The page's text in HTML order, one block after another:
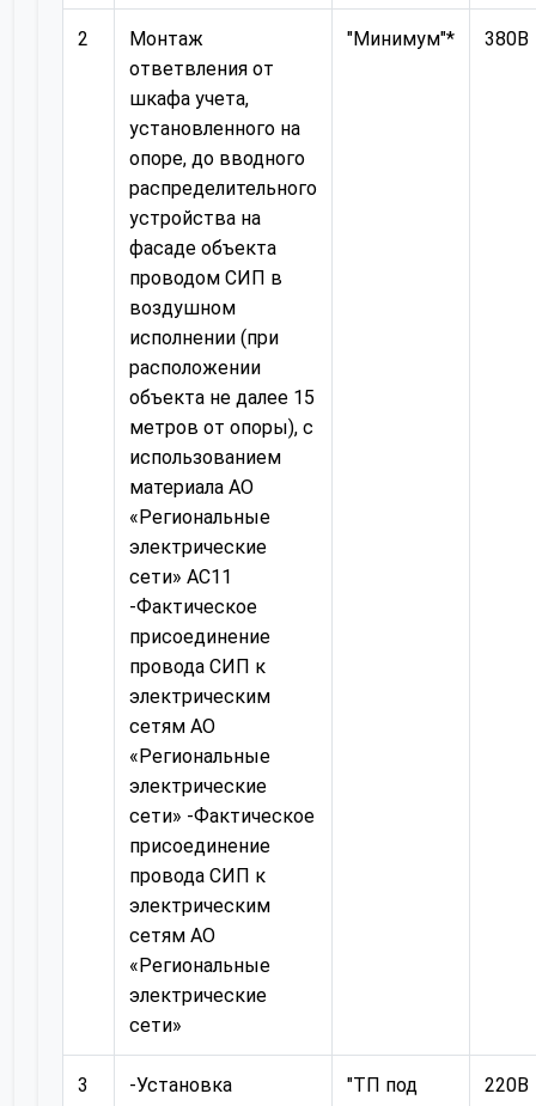
2
Монтаж
ответвления от
шкафа учета,
установленного на
опоре, до вводного
распределительного
устройства на
фасаде объекта
проводом СИП в
воздушном
исполнении (при
расположении
объекта не далее 15
метров от опоры), с
использованием
материала АО
«Региональные
электрические
сети» AC11
-Фактическое
присоединение
провода СИП к
электрическим
сетям АО
«Региональные
электрические
сети» -Фактическое
присоединение
провода СИП к
электрическим
сетям АО
«Региональные
электрические
сети»
"Минимум"* 380В
3
-Установка
"ТП под
220В